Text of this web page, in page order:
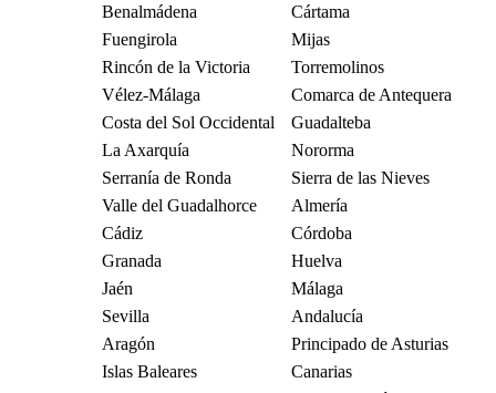
Benalmádena
Cártama
Fuengirola
Mijas
Rincón de la Victoria
Torremolinos
Vélez-Málaga
Comarca de Antequera
Costa del Sol Occidental
Guadalteba
La Axarquía
Nororma
Serranía de Ronda
Sierra de las Nieves
Valle del Guadalhorce
Almería
Cádiz
Córdoba
Granada
Huelva
Jaén
Málaga
Sevilla
Andalucía
Aragón
Principado de Asturias
Islas Baleares
Canarias